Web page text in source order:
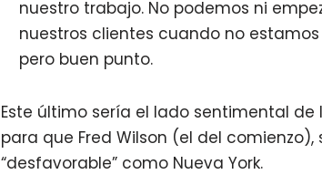
nuestro trabajo. No podemos ni
nuestros clientes cuando no
pero buen punto.
Este último sería el lado sentimental
para que Fred Wilson (el del
“desfavorable” como Nueva York.